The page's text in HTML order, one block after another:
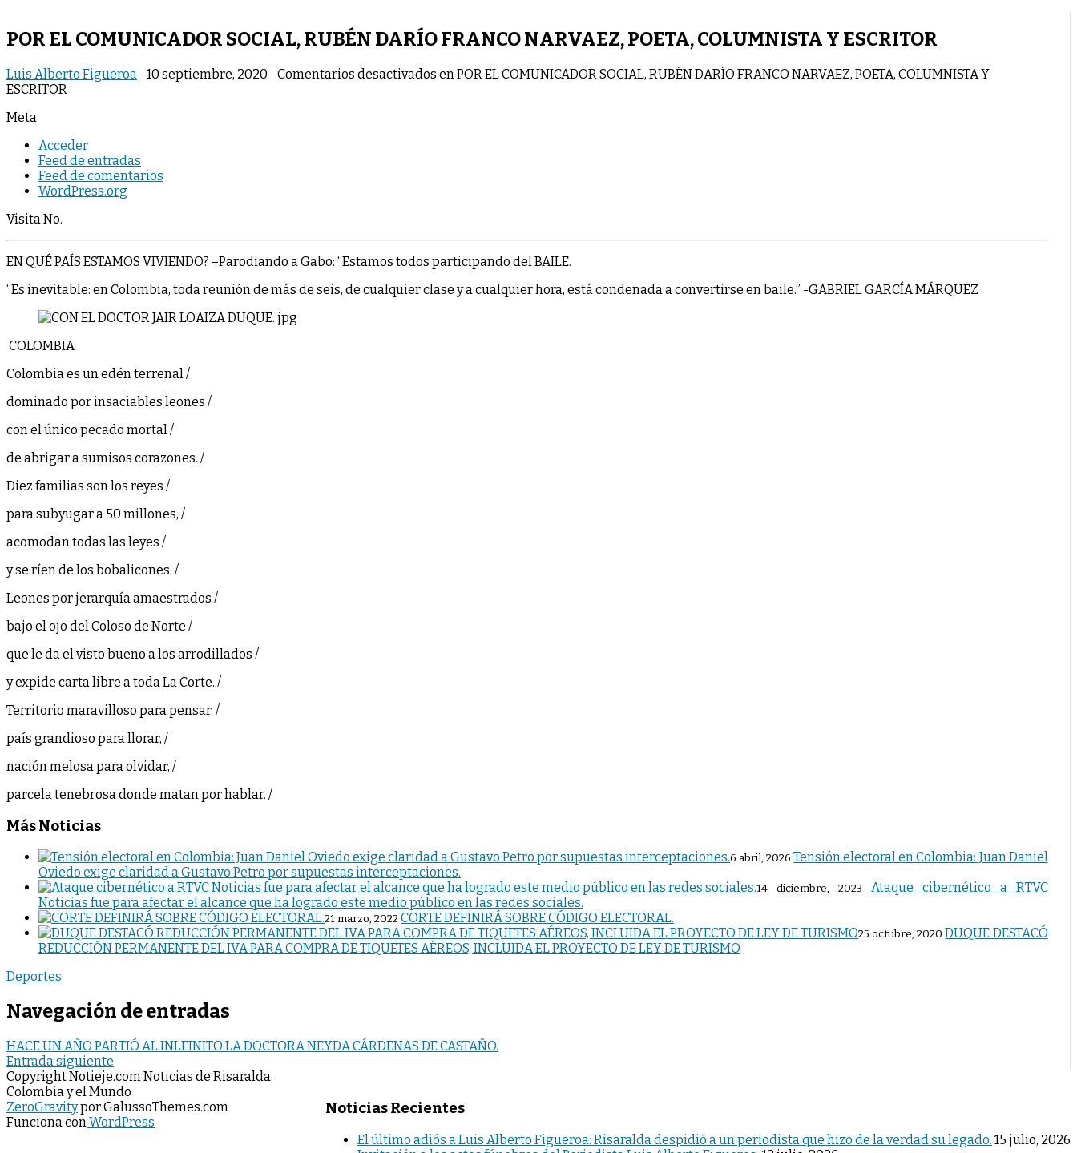
POR EL COMUNICADOR SOCIAL, RUBÉN DARÍO FRANCO NARVAEZ, POETA, COLUMNISTA Y ESCRITOR
Luis Alberto Figueroa 10 septiembre, 2020 Comentarios desactivados en POR EL COMUNICADOR SOCIAL, RUBÉN DARÍO FRANCO NARVAEZ, POETA, COLUMNISTA Y
ESCRITOR
Meta
Acceder
Feed de entradas
Feed de comentarios
WordPress.org
Visita No.
EN QUÉ PAÍS ESTAMOS VIVIENDO? –Parodiando a Gabo: “Estamos todos participando del BAILE.
“Es inevitable: en Colombia, toda reunión de más de seis, de cualquier clase y a cualquier hora, está condenada a convertirse en baile.” -GABRIEL GARCÍA MÁRQUEZ
COLOMBIA
Colombia es un edén terrenal /
dominado por insaciables leones /
con el único pecado mortal /
de abrigar a sumisos corazones. /
Diez familias son los reyes /
para subyugar a 50 millones, /
acomodan todas las leyes /
y se ríen de los bobalicones. /
Leones por jerarquía amaestrados /
bajo el ojo del Coloso de Norte /
que le da el visto bueno a los arrodillados /
y expide carta libre a toda La Corte. /
Territorio maravilloso para pensar, /
país grandioso para llorar, /
nación melosa para olvidar, /
parcela tenebrosa donde matan por hablar. /
Más Noticias
6 abril, 2026 Tensión electoral en Colombia: Juan Daniel
Oviedo exige claridad a Gustavo Petro por supuestas interceptaciones.
14 diciembre, 2023
Ataque cibernético a RTVC
Noticias fue para afectar el alcance que ha logrado este medio público en las redes sociales.
21 marzo, 2022CORTE DEFINIRÁ SOBRE CÓDIGO ELECTORAL.
25 octubre, 2020 DUQUE DESTACÓ
REDUCCIÓN PERMANENTE DEL IVA PARA COMPRA DE TIQUETES AÉREOS, INCLUIDA EL PROYECTO DE LEY DE TURISMO
Deportes
Navegación de entradas
HACE UN AÑO PARTIÓ AL INLFINITO LA DOCTORA NEYDA CÁRDENAS DE CASTAÑO.
Entrada siguiente
Noticias Recientes
El último adiós a Luis Alberto Figueroa: Risaralda despidió a un periodista que hizo de la verdad su legado. 15 julio, 2026
Copyright Notieje.com Noticias de Risaralda,
Colombia y el Mundo
ZeroGravitypor GalussoThemes.com
Funciona conWordPress